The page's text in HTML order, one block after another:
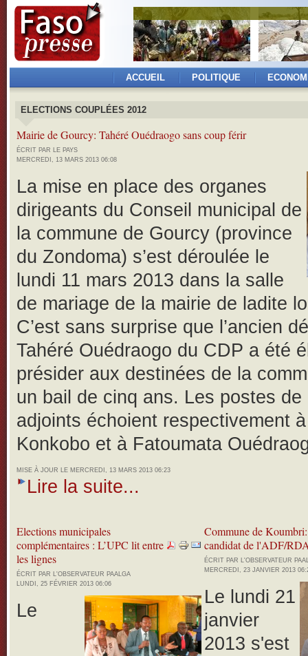
ACCUEIL POLITIQUE
ELECTIONS COUPLÉES 2012
Mairie de Gourcy: Tahéré Ouédraogo sans coup férir
ÉCRIT PAR LE PAYS
MERCREDI, 13 MARS 2013 06:08
La mise en place des organes
dirigeants du Conseil municipal de
la commune de Gourcy (province
du Zondoma) s’est déroulée le
lundi 11 mars 2013 dans la salle
de mariage de la mairie de ladite
C’est sans surprise que l’ancien
Tahéré Ouédraogo du CDP a été
présider aux destinées de la
un bail de cinq ans. Les postes de
adjoints échoient respectivement
Konkobo et à Fatoumata
MISE À JOUR LE MERCREDI, 13 MARS 2013 06:23
Lire la suite...
Elections municipales
complémentaires : L’UPC lit entre
les lignes
ÉCRIT PAR L'OBSERVATEUR PAALGA
LUNDI, 25 FÉVRIER 2013 06:06
Le
Commune de
candidat de l'ADF/
ÉCRIT PAR L'OBSERVATEUR
MERCREDI, 23 JANVIER 2013
Le lundi 21
janvier
2013 s'est